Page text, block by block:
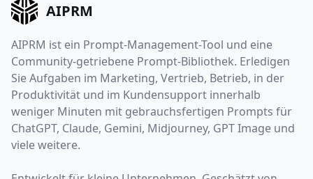
AIPRM
AIPRM ist ein Prompt-Management-Tool und eine
Community-getriebene Prompt-Bibliothek. Erledigen
Sie Aufgaben im Marketing, Vertrieb, Betrieb, in der
Produktivität und im Kundensupport innerhalb
weniger Minuten mit gebrauchsfertigen Prompts für
ChatGPT, Claude, Gemini, Midjourney, GPT Image und
viele weitere.